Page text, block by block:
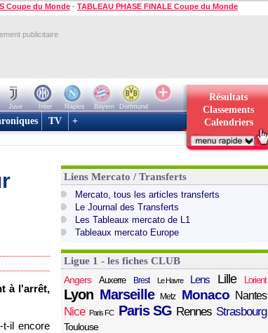
Coupe du Monde - TABLEAU PHASE FINALE Coupe du Monde
publicitaire
Juve Inter Naples Bayern
Dortmund
Résultats
Classements
Calendriers
TV +
à l'arrêt,
t-il encore
Liens Mercato / Transferts
Mercato, tous les articles transferts
Le Journal des Transferts
Les Tableaux mercato de L1
Tableaux mercato Europe
Ligue 1 - les fiches CLUB
Angers
Auxerre Brest Le Havre Lens Lille Lorient
Lyon Marseille Metz Monaco Nantes
Nice Paris FC Paris SG Rennes Strasbourg
Toulouse